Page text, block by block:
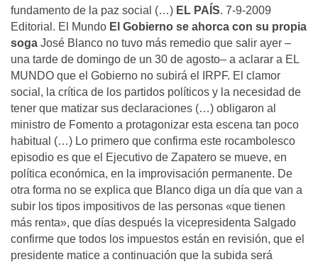
fundamento de la paz social (…) EL PAÍS. 7-9-2009
Editorial. El Mundo El Gobierno se ahorca con su propia
soga José Blanco no tuvo más remedio que salir ayer –
una tarde de domingo de un 30 de agosto– a aclarar a EL
MUNDO que el Gobierno no subirá el IRPF. El clamor
social, la crítica de los partidos políticos y la necesidad de
tener que matizar sus declaraciones (…) obligaron al
ministro de Fomento a protagonizar esta escena tan poco
habitual (…) Lo primero que confirma este rocambolesco
episodio es que el Ejecutivo de Zapatero se mueve, en
política económica, en la improvisación permanente. De
otra forma no se explica que Blanco diga un día que van a
subir los tipos impositivos de las personas «que tienen
más renta», que días después la vicepresidenta Salgado
confirme que todos los impuestos están en revisión, que el
presidente matice a continuación que la subida será